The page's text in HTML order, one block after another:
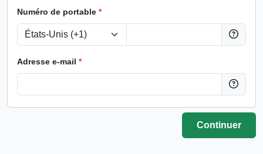
Numéro de portable *
Adresse e-mail *